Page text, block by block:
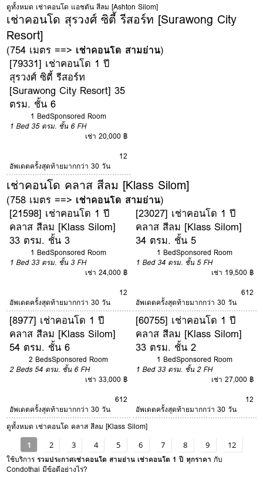
ดูทั้งหมด เช่าคอนโด แอชตัน สีลม [Ashton Silom]
เช่าคอนโด สุรวงศ์ ซิตี้ รีสอร์ท [Surawong City
Resort]
(754 เมตร ==> เช่าคอนโด สามย่าน)
[79331] เช่าคอนโด 1 ปี
สุรวงศ์ ซิตี้ รีสอร์ท
[Surawong City Resort] 35
ตรม. ชั้น 6
1 BedSponsored Room
1 Bed 35 ตรม. ชั้น 6 FH
เช่า 20,000 ฿
12
อัพเดตครั้งสุดท้ายมากกว่า 30 วัน
เช่าคอนโด คลาส สีลม [Klass Silom]
(758 เมตร ==> เช่าคอนโด สามย่าน)
[21598] เช่าคอนโด 1 ปี
คลาส สีลม [Klass Silom]
33 ตรม. ชั้น 3
1 BedSponsored Room
1 Bed 33 ตรม. ชั้น 3 FH
เช่า 24,000 ฿
12
อัพเดตครั้งสุดท้ายมากกว่า 30 วัน
[23027] เช่าคอนโด 1 ปี
คลาส สีลม [Klass Silom]
34 ตรม. ชั้น 5
1 BedSponsored Room
1 Bed 34 ตรม. ชั้น 5 FH
เช่า 19,500 ฿
612
อัพเดตครั้งสุดท้ายมากกว่า 30 วัน
[8977] เช่าคอนโด 1 ปี
คลาส สีลม [Klass Silom]
54 ตรม. ชั้น 6
2 BedsSponsored Room
2 Beds 54 ตรม. ชั้น 6 FH
เช่า 33,000 ฿
612
อัพเดตครั้งสุดท้ายมากกว่า 30 วัน
[60755] เช่าคอนโด 1 ปี
คลาส สีลม [Klass Silom]
33 ตรม. ชั้น 2
1 BedSponsored Room
1 Bed 33 ตรม. ชั้น 2 FH
เช่า 27,000 ฿
12
อัพเดตครั้งสุดท้ายมากกว่า 30 วัน
ดูทั้งหมด เช่าคอนโด คลาส สีลม [Klass Silom]
1 2 3 4 5 6 7 8 9 12
ใช้บริการรวมประกาศเช่าคอนโด สามย่าน เช่าคอนโด 1 ปี ทุกราคา กับ
Condothai มีข้อดีอย่างไร?